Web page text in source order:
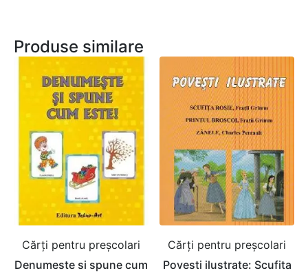
Produse similare
Cărți pentru preșcolari
Denumeste si spune cum
Cărți pentru preșcolari
Povesti ilustrate: Scufita